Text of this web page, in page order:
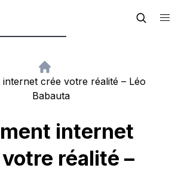
internet crée votre réalité – Léo
Babauta
internet
réalité –